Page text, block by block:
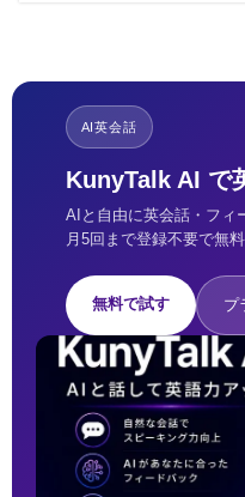
AI英会話
KunyTalk AI で
AIと自由に英会話・フィ
月5回まで登録不要で無
無料で試す プ